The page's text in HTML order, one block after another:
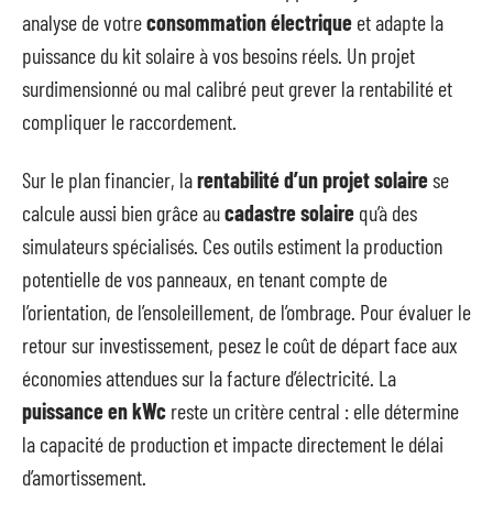
analyse de votreconsommation électrique et adapte la
puissance du kit solaire à vos besoins réels. Un projet
surdimensionné ou mal calibré peut grever la rentabilité et
compliquer le raccordement.
Sur le plan financier, larentabilité d’un projet solairese
calcule aussi bien grâce aucadastre solaire qu’à des
simulateurs spécialisés. Ces outils estiment la production
potentielle de vos panneaux, en tenant compte de
l’orientation, de l’ensoleillement, de l’ombrage. Pour évaluer le
retour sur investissement, pesez le coût de départ face aux
économies attendues sur la facture d’électricité. La
puissance en kWc reste un critère central : elle détermine
la capacité de production et impacte directement le délai
d’amortissement.